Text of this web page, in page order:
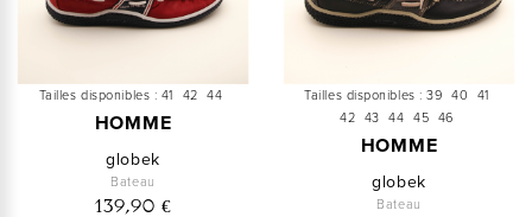
Tailles disponibles : 41 42 44
HOMME
globek
Bateau
139,90 €
Tailles disponibles : 39 40 41
42 43 44 45 46
HOMME
globek
Bateau